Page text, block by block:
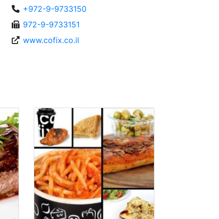
+972-9-9733150
972-9-9733151
www.cofix.co.il